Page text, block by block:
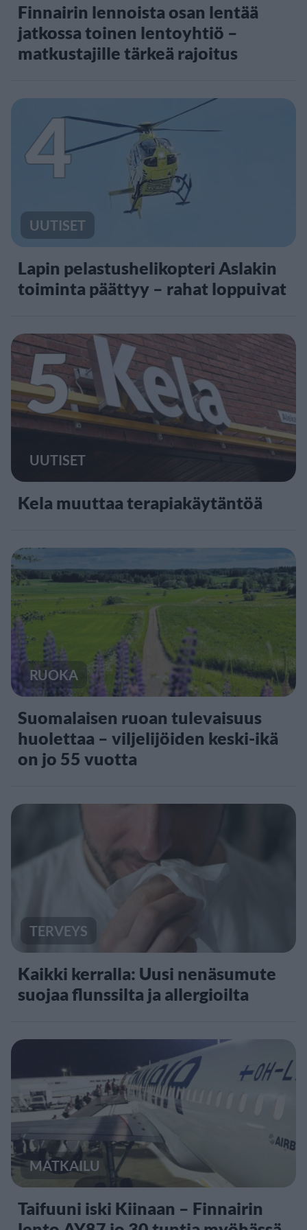
Finnairin lennoista osan lentää
jatkossa toinen lentoyhtiö –
matkustajille tärkeä rajoitus
4
UUTISET
Lapin pelastushelikopteri Aslakin
toiminta päättyy – rahat loppuivat
5
UUTISET
Kela muuttaa terapiakäytäntöä
RUOKA
Suomalaisen ruoan tulevaisuus
huolettaa – viljelijöiden keski-ikä
on jo 55 vuotta
TERVEYS
Kaikki kerralla: Uusi nenäsumute
suojaa flunssilta ja allergioilta
MATKAILU
Taifuuni iski Kiinaan – Finnairin